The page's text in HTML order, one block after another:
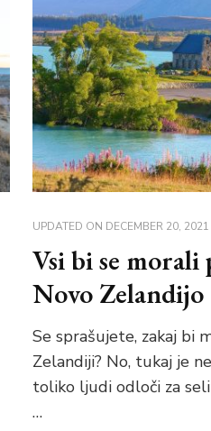
UPDATED ON DECEMBER 20, 2021
Vsi bi se
Novo Zelandijo
Se sprašujete, zakaj bi
Zelandiji? No, tukaj je
toliko ljudi odloči za
…